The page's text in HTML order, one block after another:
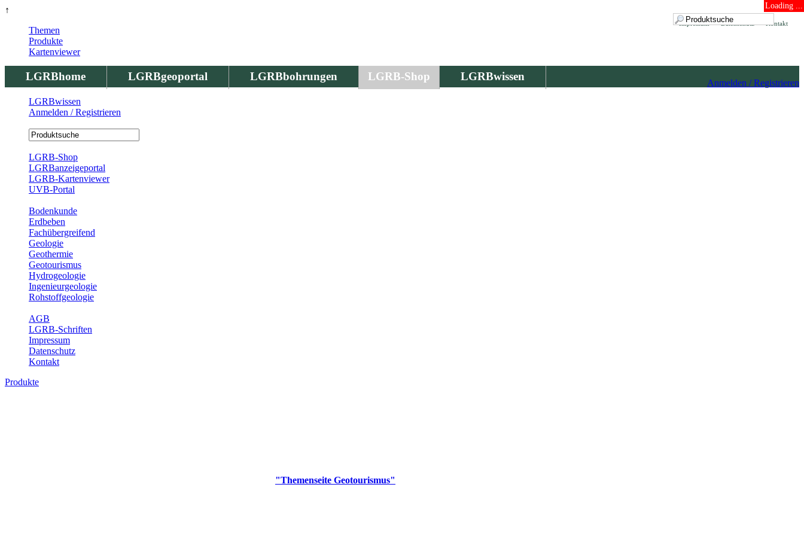
↑ Loading ...
Kontakt
Datenschutz
Impressum
LGRBhome LGRBgeoportal LGRBbohrungen LGRB-Shop LGRBwissen
Anmelden / Registrieren
Themen
Produkte
Kartenviewer
LGRBwissen
Anmelden / Registrieren
LGRB-Shop
LGRBanzeigeportal
LGRB-Kartenviewer
UVB-Portal
Bodenkunde
Erdbeben
Fachübergreifend
Geologie
Geothermie
Geotourismus
Hydrogeologie
Ingenieurgeologie
Rohstoffgeologie
AGB
LGRB-Schriften
Impressum
Datenschutz
Kontakt
Produkte
"Themenseite Geotourismus"